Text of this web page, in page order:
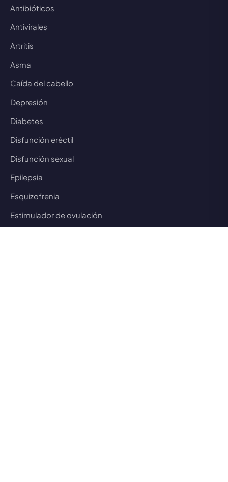
Antibióticos
Antivirales
Artritis
Asma
Caída del cabello
Depresión
Diabetes
Disfunción eréctil
Disfunción sexual
Epilepsia
Esquizofrenia
Estimulador de ovulación